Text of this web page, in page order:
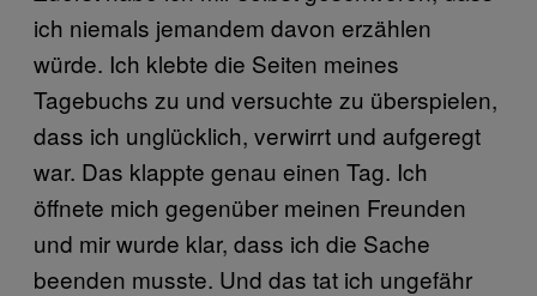
ich niemals jemandem davon erzählen
würde. Ich klebte die Seiten meines
Tagebuchs zu und versuchte zu überspielen,
dass ich unglücklich, verwirrt und aufgeregt
war. Das klappte genau einen Tag. Ich
öffnete mich gegenüber meinen Freunden
und mir wurde klar, dass ich die Sache
beenden musste. Und das tat ich ungefähr